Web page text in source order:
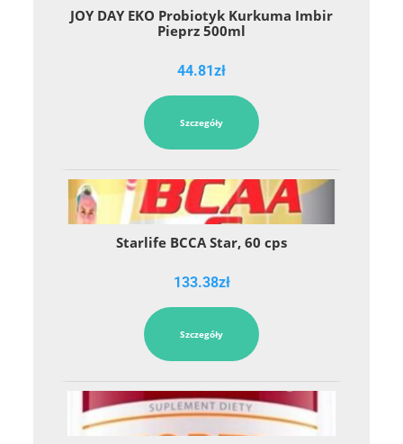
JOY DAY EKO Probiotyk Kurkuma Imbir
Pieprz 500ml
44.81zł
Szczegóły
Starlife BCCA Star, 60 cps
133.38zł
Szczegóły